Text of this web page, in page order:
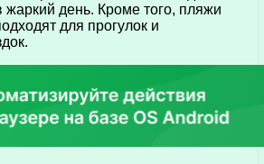
жаркий день. Кроме того, пляжи
для прогулок и